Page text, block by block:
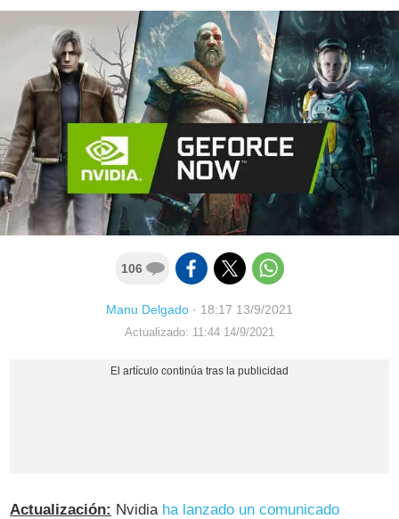
106
Manu Delgado · 18:17 13/9/2021
Actualizado: 11:44 14/9/2021
Actualización: Nvidia ha lanzado un comunicado